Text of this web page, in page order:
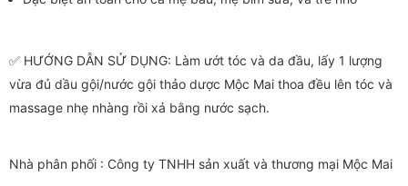
✅ HƯỚNG DẪN SỬ DỤNG: Làm ướt tóc và da đầu, lấy 1 lượng
vừa đủ dầu gội/nước gội thảo dược Mộc Mai thoa đều lên tóc và
massage nhẹ nhàng rồi xả bằng nước sạch.
Nhà phân phối : Công ty TNHH sản xuất và thương mại Mộc Mai